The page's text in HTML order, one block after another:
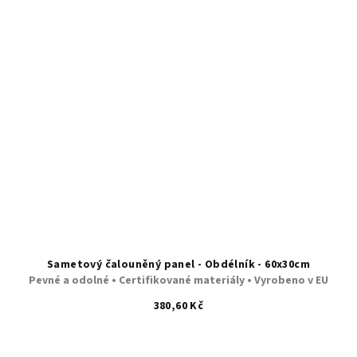
Sametový čalouněný panel - Obdélník - 60x30cm
Pevné a odolné • Certifikované materiály • Vyrobeno v EU
380,60 Kč